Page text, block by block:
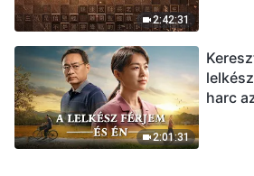
2:42:31
2:01:31
harc